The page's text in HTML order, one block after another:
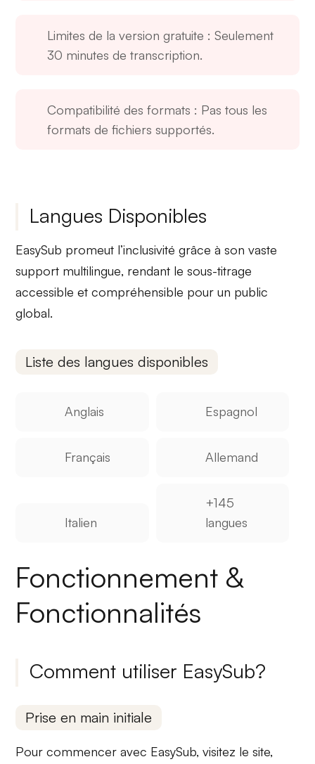
Limites de la version gratuite : Seulement
30 minutes de transcription.
Compatibilité des formats : Pas tous les
formats de fichiers supportés.
Langues Disponibles
EasySub promeut l’inclusivité grâce à son vaste
support multilingue, rendant le sous-titrage
accessible et compréhensible pour un public
global.
Liste des langues disponibles
Anglais Espagnol
Français Allemand
Italien
+145
langues
Fonctionnement &
Fonctionnalités
Comment utiliser EasySub?
Prise en main initiale
Pour commencer avec EasySub, visitez le site,